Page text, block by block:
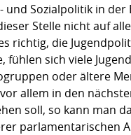
Sozialpolitik in
Stelle nicht auf
richtig, die
sich viele
oder ältere
allem in den
soll, so kann man
parlamentarischen